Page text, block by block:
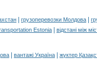
грузоперевозки Молдова
Estonia відстані між
вантажі Україна жүктер